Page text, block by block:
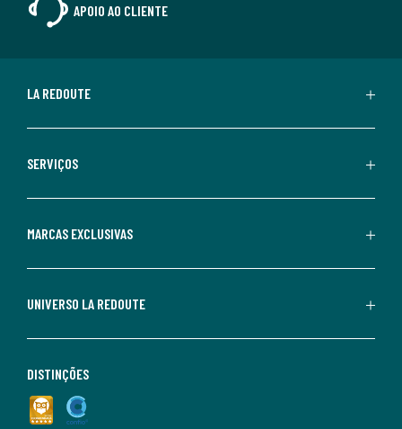
APOIO AO CLIENTE
LA REDOUTE
SERVIÇOS
MARCAS EXCLUSIVAS
UNIVERSO LA REDOUTE
DISTINÇÕES